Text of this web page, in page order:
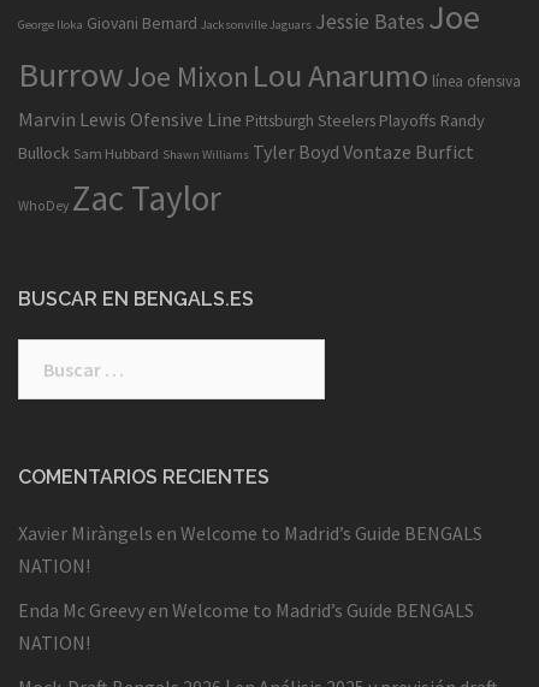
George Iloka Giovani Bernard Jacksonville Jaguars Jessie Bates Joe
BurrowJoe Mixon Lou Anarumo línea ofensiva
Marvin Lewis Ofensive Line Pittsburgh Steelers Playoffs Randy
Bullock Sam Hubbard Shawn Williams Tyler Boyd Vontaze Burfict
WhoDey Zac Taylor
BUSCAR EN BENGALS.ES
COMENTARIOS RECIENTES
Xavier Miràngels en Welcome to Madrid’s Guide BENGALS
NATION!
Enda Mc Greevy en Welcome to Madrid’s Guide BENGALS
NATION!